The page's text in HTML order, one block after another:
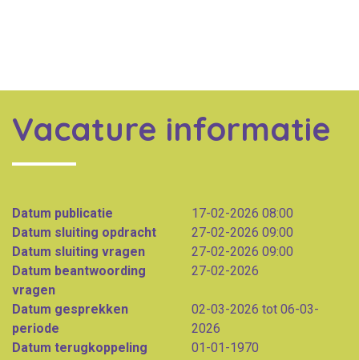
Vacature informatie
Datum publicatie
17-02-2026 08:00
Datum sluiting opdracht
27-02-2026 09:00
Datum sluiting vragen
27-02-2026 09:00
Datum beantwoording
vragen
27-02-2026
Datum gesprekken
periode
02-03-2026 tot 06-03-
2026
Datum terugkoppeling
01-01-1970